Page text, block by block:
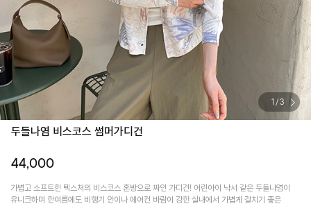
/ 3
두들나염 비스코스 썸머가디건
44,000
가볍고 소프트한 텍스처의 비스코스 혼방으로 짜인 가디건! 어린아이 낙서 같은 두들나염이
유니크하며 한여름에도 비행기 안이나 에어컨 바람이 강한 실내에서 가볍게 걸치기 좋은